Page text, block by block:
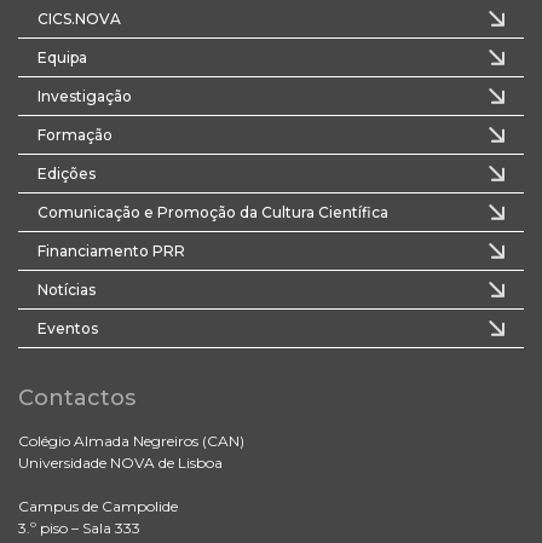
CICS.NOVA
Equipa
Investigação
Formação
Edições
Comunicação e Promoção da Cultura Científica
Financiamento PRR
Notícias
Eventos
Contactos
Colégio Almada Negreiros (CAN)
Universidade NOVA de Lisboa
Campus de Campolide
3.º piso – Sala 333